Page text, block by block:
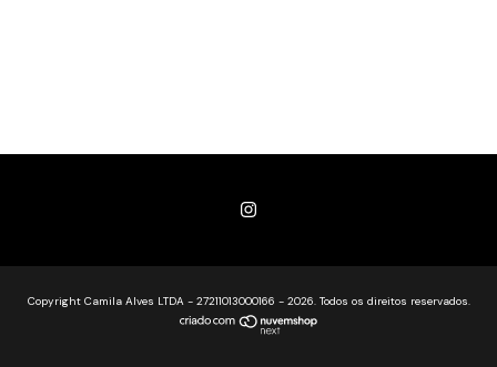
Copyright Camila Alves LTDA - 27211013000166 - 2026. Todos os direitos reservados.